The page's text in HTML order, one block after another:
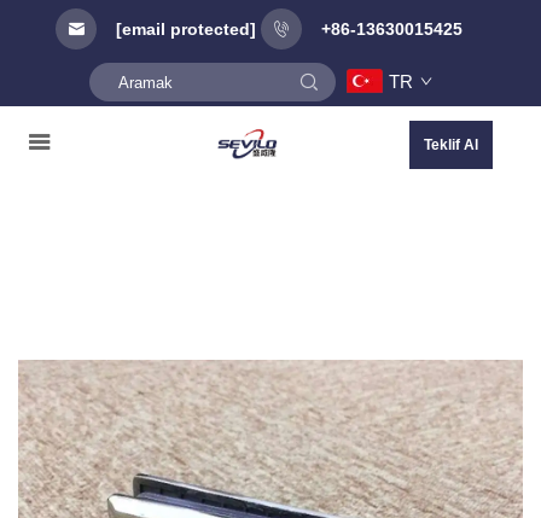
[email protected] +86-13630015425
TR
Teklif Al